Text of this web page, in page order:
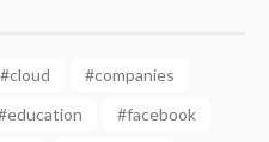
#cloud
#companies
#facebook